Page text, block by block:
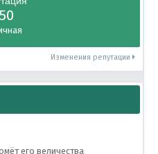
Изменения репутации
его величества